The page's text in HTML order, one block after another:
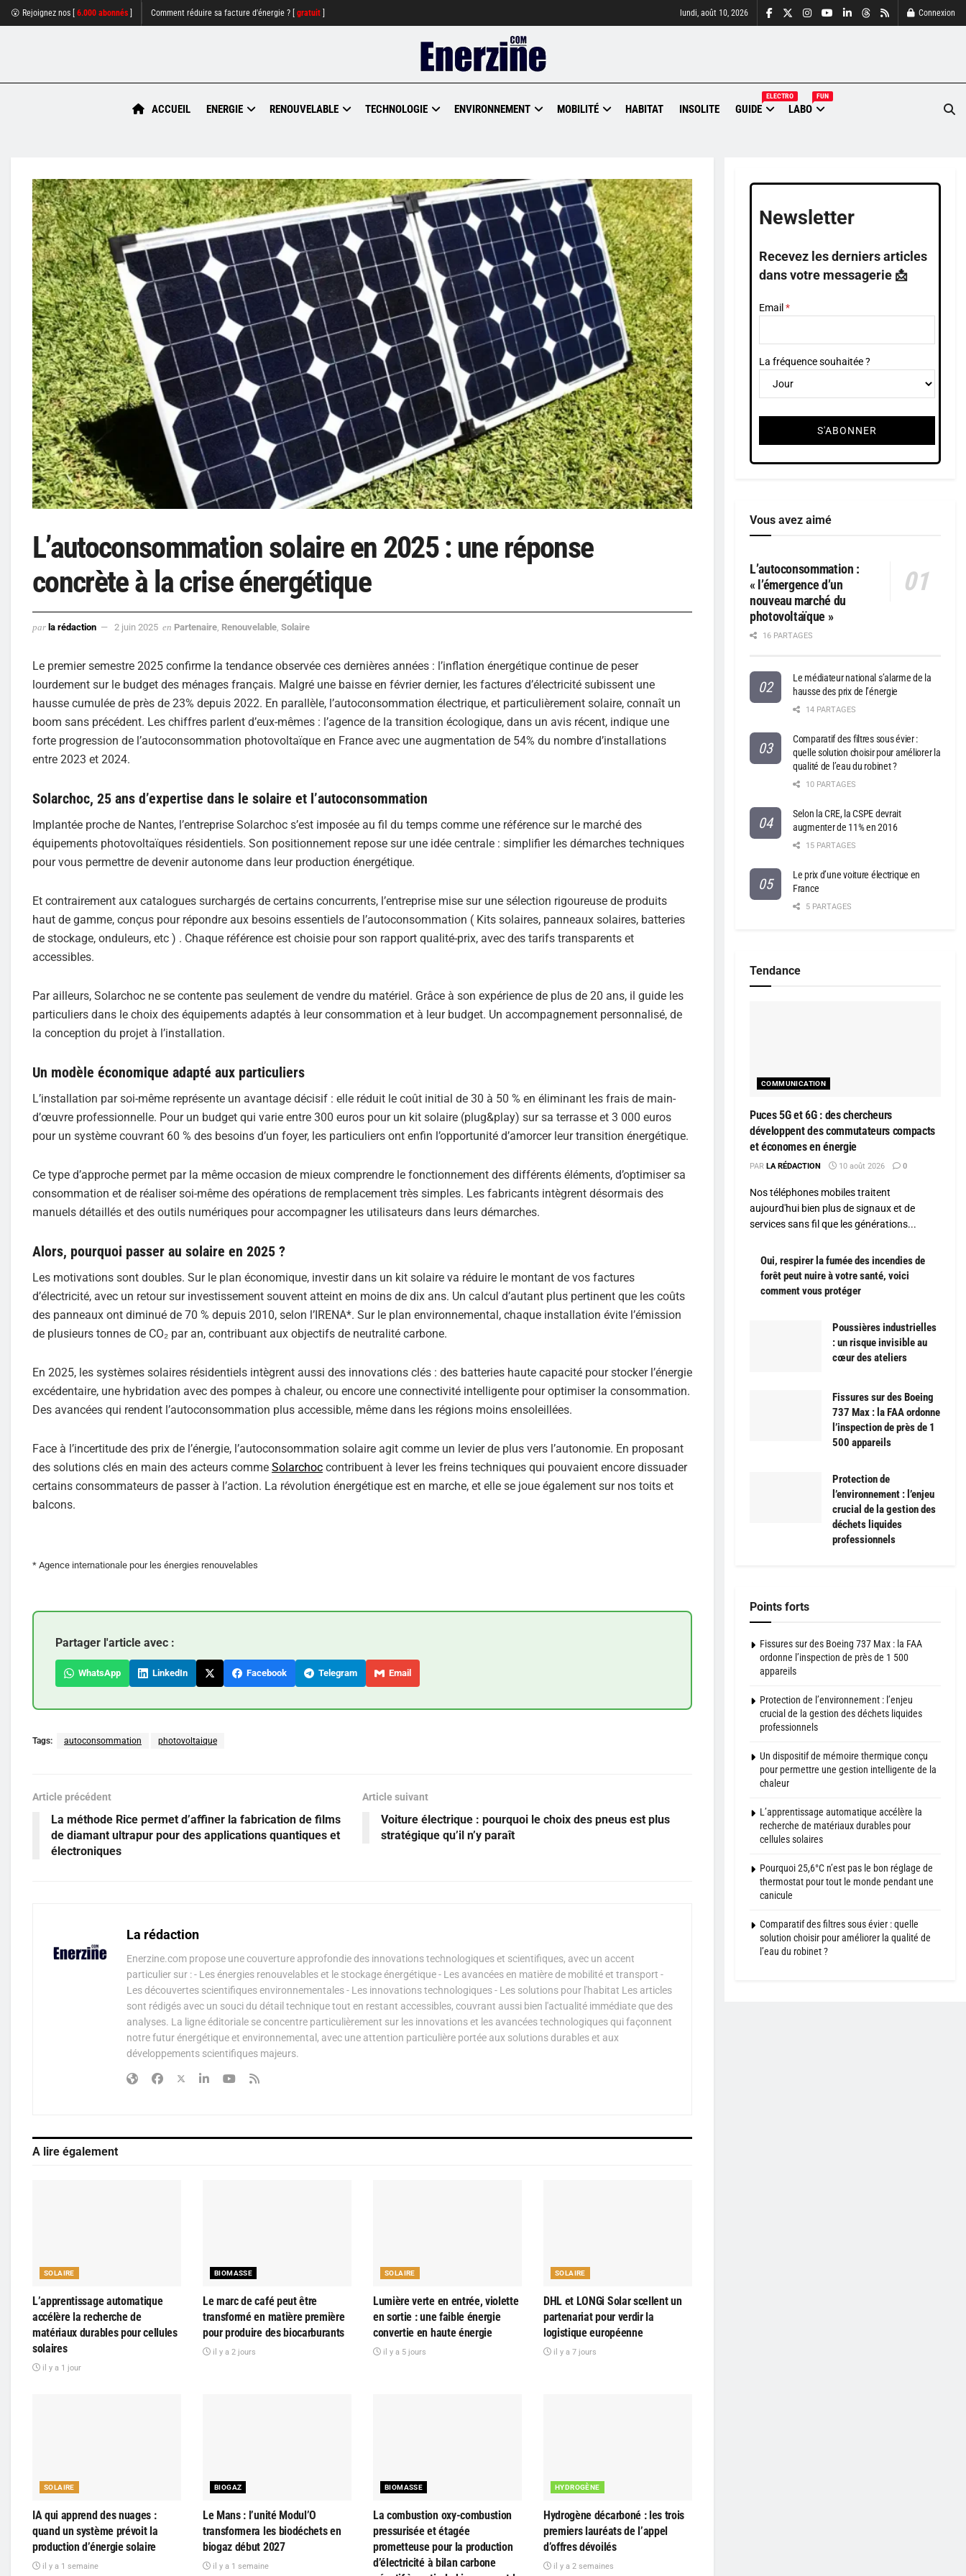
😮 Rejoignez nos [ 6.000 abonnés Comment réduire sa facture d'énergie ? [ gratuit lundi, août 10, 2026 Connexion
ACCUEIL ENERGIE RENOUVELABLE TECHNOLOGIE ENVIRONNEMENT MOBILITÉ HABITAT INSOLITE GUIDE
ELECTRO
LABO
FUN
L’autoconsommation solaire en 2025 : une réponse
concrète à la crise énergétique
par la rédaction 2 juin 2025 en Partenaire Renouvelable Solaire
Le premier semestre 2025 confirme la tendance observée ces dernières années : l’inflation énergétique continue de peser
lourdement sur le budget des ménages français. Malgré une baisse en février dernier, les factures d’électricité subissent une
hausse cumulée de près de 23% depuis 2022. En parallèle, l’autoconsommation électrique, et particulièrement solaire, connaît un
boom sans précédent. Les chiffres parlent d’eux-mêmes : l’agence de la transition écologique, dans un avis récent, indique une
forte progression de l’autoconsommation photovoltaïque en France avec une augmentation de 54% du nombre d’installations
entre 2023 et 2024.
Solarchoc, 25 ans d’expertise dans le solaire et l’autoconsommation
Implantée proche de Nantes, l’entreprise Solarchoc s’est imposée au fil du temps comme une référence sur le marché des
équipements photovoltaïques résidentiels. Son positionnement repose sur une idée centrale : simplifier les démarches techniques
pour vous permettre de devenir autonome dans leur production énergétique.
Et contrairement aux catalogues surchargés de certains concurrents, l’entreprise mise sur une sélection rigoureuse de produits
haut de gamme, conçus pour répondre aux besoins essentiels de l’autoconsommation ( Kits solaires, panneaux solaires, batteries
de stockage, onduleurs, etc ) . Chaque référence est choisie pour son rapport qualité-prix, avec des tarifs transparents et
accessibles.
Par ailleurs, Solarchoc ne se contente pas seulement de vendre du matériel. Grâce à son expérience de plus de 20 ans, il guide les
particuliers dans le choix des équipements adaptés à leur consommation et à leur budget. Un accompagnement personnalisé, de
la conception du projet à l’installation.
Un modèle économique adapté aux particuliers
L’installation par soi-même représente un avantage décisif : elle réduit le coût initial de 30 à 50 % en éliminant les frais de main-
d’œuvre professionnelle. Pour un budget qui varie entre 300 euros pour un kit solaire (plug&play) sur sa terrasse et 3 000 euros
pour un système couvrant 60 % des besoins d’un foyer, les particuliers ont enfin l’opportunité d’amorcer leur transition énergétique.
Ce type d’approche permet par la même occasion de mieux comprendre le fonctionnement des différents éléments, d’optimiser sa
consommation et de réaliser soi-même des opérations de remplacement très simples. Les fabricants intègrent désormais des
manuels détaillés et des outils numériques pour accompagner les utilisateurs dans leurs démarches.
Alors, pourquoi passer au solaire en 2025 ?
Les motivations sont doubles. Sur le plan économique, investir dans un kit solaire va réduire le montant de vos factures
d’électricité, avec un retour sur investissement souvent atteint en moins de dix ans. Un calcul d’autant plus pertinent que les coûts
des panneaux ont diminué de 70 % depuis 2010, selon l’IRENA*. Sur le plan environnemental, chaque installation évite l’émission
de plusieurs tonnes de CO₂ par an, contribuant aux objectifs de neutralité carbone.
En 2025, les systèmes solaires résidentiels intègrent aussi des innovations clés : des batteries haute capacité pour stocker l’énergie
excédentaire, une hybridation avec des pompes à chaleur, ou encore une connectivité intelligente pour optimiser la consommation.
Des avancées qui rendent l’autoconsommation plus accessible, même dans les régions moins ensoleillées.
Face à l’incertitude des prix de l’énergie, l’autoconsommation solaire agit comme un levier de plus vers l’autonomie. En proposant
des solutions clés en main des acteurs comme Solarchoc contribuent à lever les freins techniques qui pouvaient encore dissuader
certains consommateurs de passer à l’action. La révolution énergétique est en marche, et elle se joue également sur nos toits et
balcons.
* Agence internationale pour les énergies renouvelables
Partager l'article avec :
WhatsApp LinkedIn Facebook Telegram Email
Tags: autoconsommation photovoltaique
Article précédent
La méthode Rice permet d’affiner la fabrication de films
de diamant ultrapur pour des applications quantiques et
électroniques
Article suivant
Voiture électrique : pourquoi le choix des pneus est plus
stratégique qu’il n’y paraît
La rédaction
Enerzine.com propose une couverture approfondie des innovations technologiques et scientifiques, avec un accent
particulier sur : - Les énergies renouvelables et le stockage énergétique - Les avancées en matière de mobilité et transport -
Les découvertes scientifiques environnementales - Les innovations technologiques - Les solutions pour l'habitat Les articles
sont rédigés avec un souci du détail technique tout en restant accessibles, couvrant aussi bien l'actualité immédiate que des
analyses. La ligne éditoriale se concentre particulièrement sur les innovations et les avancées technologiques qui façonnent
notre futur énergétique et environnemental, avec une attention particulière portée aux solutions durables et aux
développements scientifiques majeurs.
A lire également
SOLAIRE
L’apprentissage automatique
accélère la recherche de
matériaux durables pour cellules
solaires
il y a 1 jour
BIOMASSE
Le marc de café peut être
transformé en matière première
pour produire des biocarburants
il y a 2 jours
SOLAIRE
Lumière verte en entrée, violette
en sortie : une faible énergie
convertie en haute énergie
il y a 5 jours
SOLAIRE
DHL et LONGi Solar scellent un
partenariat pour verdir la
logistique européenne
il y a 7 jours
SOLAIRE
IA qui apprend des nuages :
quand un système prévoit la
production d’énergie solaire
il y a 1 semaine
BIOGAZ
Le Mans : l’unité Modul’O
transformera les biodéchets en
biogaz début 2027
il y a 1 semaine
BIOMASSE
La combustion oxy-combustion
pressurisée et étagée
prometteuse pour la production
d’électricité à bilan carbone
HYDROGÈNE
Hydrogène décarboné : les trois
premiers lauréats de l’appel
d’offres dévoilés
il y a 2 semaines
Newsletter
Recevez les derniers articles
dans votre messagerie 📩
Email
La fréquence souhaitée ?
Vous avez aimé
L’autoconsommation :
« l’émergence d’un
nouveau marché du
photovoltaïque »
16 PARTAGES
Le médiateur national s’alarme de la
hausse des prix de l’énergie
14 PARTAGES
Comparatif des filtres sous évier :
quelle solution choisir pour améliorer la
qualité de l’eau du robinet ?
10 PARTAGES
Selon la CRE, la CSPE devrait
augmenter de 11% en 2016
15 PARTAGES
Le prix d’une voiture électrique en
France
5 PARTAGES
Tendance
COMMUNICATION
Puces 5G et 6G : des chercheurs
développent des commutateurs compacts
et économes en énergie
PAR LA RÉDACTION 10 août 2026 0
Nos téléphones mobiles traitent
aujourd'hui bien plus de signaux et de
services sans fil que les générations...
Oui, respirer la fumée des incendies de
forêt peut nuire à votre santé, voici
comment vous protéger
Poussières industrielles
: un risque invisible au
cœur des ateliers
Fissures sur des Boeing
737 Max : la FAA ordonne
l’inspection de près de 1
500 appareils
Protection de
l’environnement : l’enjeu
crucial de la gestion des
déchets liquides
professionnels
Points forts
Fissures sur des Boeing 737 Max : la FAA
ordonne l’inspection de près de 1 500
appareils
Protection de l’environnement : l’enjeu
crucial de la gestion des déchets liquides
professionnels
Un dispositif de mémoire thermique conçu
pour permettre une gestion intelligente de la
chaleur
L’apprentissage automatique accélère la
recherche de matériaux durables pour
cellules solaires
Pourquoi 25,6°C n’est pas le bon réglage de
thermostat pour tout le monde pendant une
canicule
Comparatif des filtres sous évier : quelle
solution choisir pour améliorer la qualité de
l’eau du robinet ?